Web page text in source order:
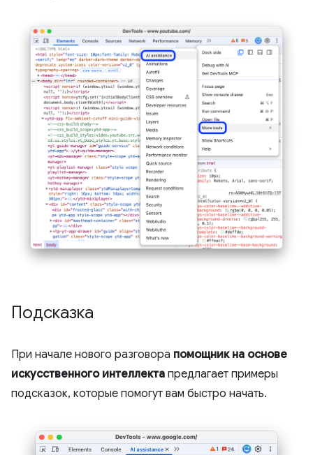
Подсказка
При начале нового разговора помощник на основе
искусственного интеллекта предлагает примеры
подсказок, которые помогут вам быстро начать.